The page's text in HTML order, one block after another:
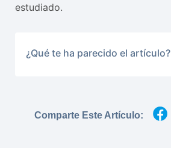
estudiado.
¿Qué te ha parecido el artículo?
Comparte Este Artículo: